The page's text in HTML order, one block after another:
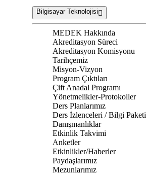
Bilgisayar Teknolojisi
MEDEK Hakkında
Akreditasyon Süreci
Akreditasyon Komisyonu
Tarihçemiz
Misyon-Vizyon
Program Çıktıları
Çift Anadal Programı
Yönetmelikler-Protokoller
Ders Planlarımız
Ders İzlenceleri / Bilgi Paketi
Danışmanlıklar
Etkinlik Takvimi
Anketler
Etkinlikler/Haberler
Paydaşlarımız
Mezunlarımız